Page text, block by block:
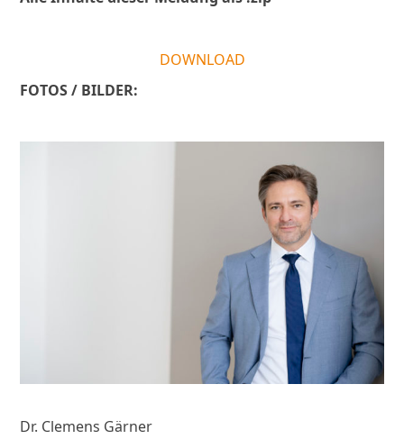
DOWNLOAD
FOTOS / BILDER:
Dr. Clemens Gärner